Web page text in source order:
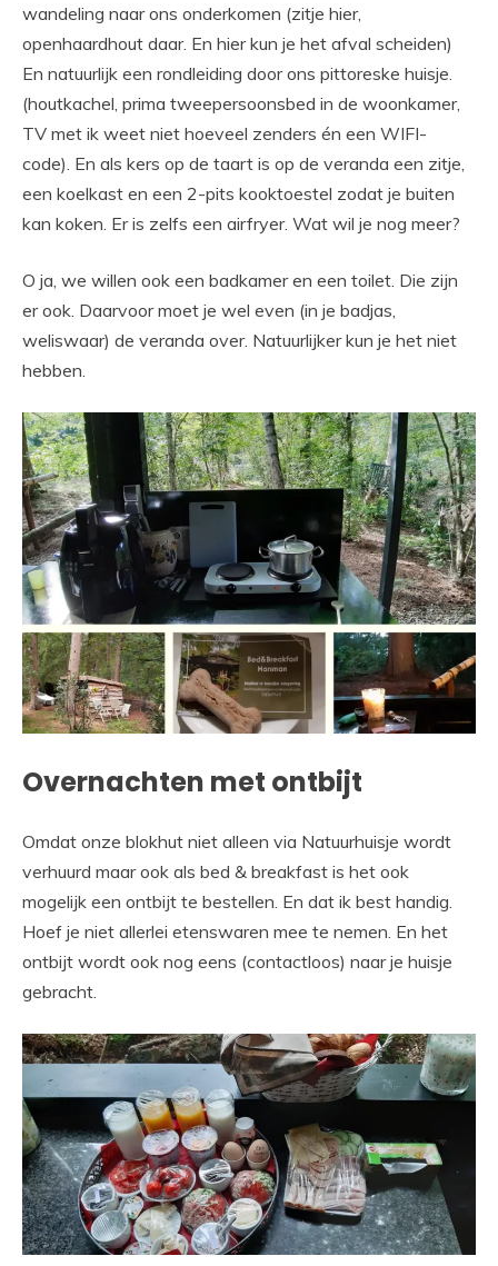
wandeling naar ons onderkomen (zitje hier,
openhaardhout daar. En hier kun je het afval scheiden)
En natuurlijk een rondleiding door ons pittoreske huisje.
(houtkachel, prima tweepersoonsbed in de woonkamer,
TV met ik weet niet hoeveel zenders én een WIFI-
code). En als kers op de taart is op de veranda een zitje,
een koelkast en een 2-pits kooktoestel zodat je buiten
kan koken. Er is zelfs een airfryer. Wat wil je nog meer?
O ja, we willen ook een badkamer en een toilet. Die zijn
er ook. Daarvoor moet je wel even (in je badjas,
weliswaar) de veranda over. Natuurlijker kun je het niet
hebben.
Overnachten met ontbijt
Omdat onze blokhut niet alleen via Natuurhuisje wordt
verhuurd maar ook als bed & breakfast is het ook
mogelijk een ontbijt te bestellen. En dat ik best handig.
Hoef je niet allerlei etenswaren mee te nemen. En het
ontbijt wordt ook nog eens (contactloos) naar je huisje
gebracht.